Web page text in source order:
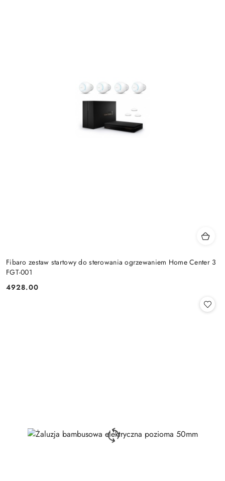
Fibaro zestaw startowy do sterowania ogrzewaniem Home Center 3
FGT-001
Cena:
4928.00